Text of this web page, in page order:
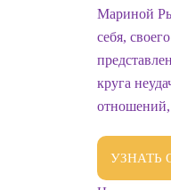
Мариной
себя,
круга
УЗНАТЬ